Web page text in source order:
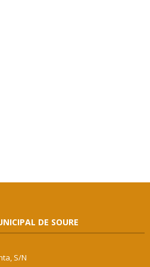
DE SOURE
S/N